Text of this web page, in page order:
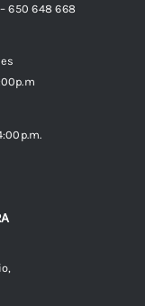
650 648 668